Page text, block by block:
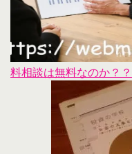
料相談は無料なのか？？